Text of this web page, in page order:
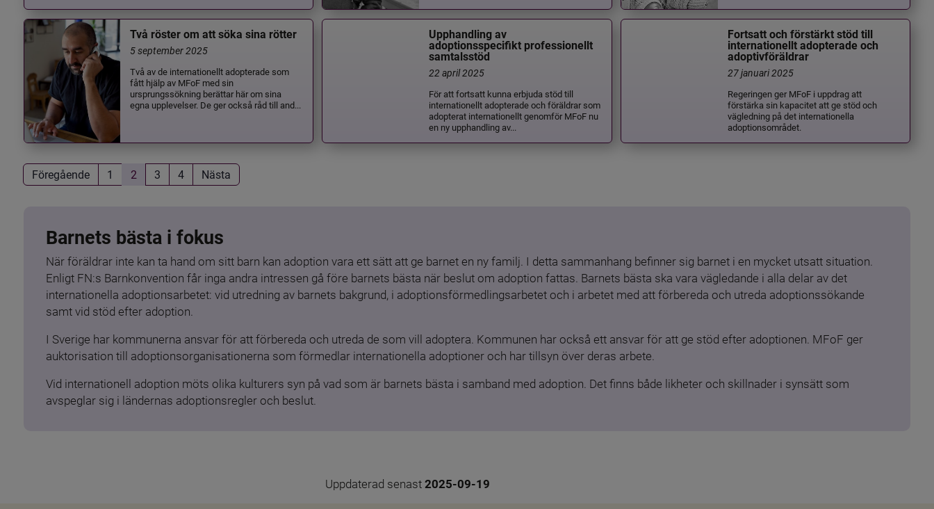
Två röster om att söka sina rötter
5 september 2025
Två av de internationellt adopterade som
fått hjälp av MFoF med sin
ursprungssökning berättar här om sina
egna upplevelser. De ger också råd till and...
Upphandling av
adoptionsspecifikt professionellt
samtalsstöd
22 april 2025
För att fortsatt kunna erbjuda stöd till
internationellt adopterade och föräldrar som
adopterat internationellt genomför MFoF nu
en ny upphandling av...
Fortsatt och förstärkt stöd till
internationellt adopterade och
adoptivföräldrar
27 januari 2025
Regeringen ger MFoF i uppdrag att
förstärka sin kapacitet att ge stöd och
vägledning på det internationella
adoptionsområdet.
Föregående 1 2 3 4 Nästa
Barnets bästa i fokus
När föräldrar inte kan ta hand om sitt barn kan adoption vara ett sätt att ge barnet en ny familj. I detta sammanhang befinner sig barnet i en mycket utsatt situation.
Enligt FN:s Barnkonvention får inga andra intressen gå före barnets bästa när beslut om adoption fattas. Barnets bästa ska vara vägledande i alla delar av det
internationella adoptionsarbetet: vid utredning av barnets bakgrund, i adoptionsförmedlingsarbetet och i arbetet med att förbereda och utreda adoptionssökande
samt vid stöd efter adoption.
I Sverige har kommunerna ansvar för att förbereda och utreda de som vill adoptera. Kommunen har också ett ansvar för att ge stöd efter adoptionen. MFoF ger
auktorisation till adoptionsorganisationerna som förmedlar internationella adoptioner och har tillsyn över deras arbete.
Vid internationell adoption möts olika kulturers syn på vad som är barnets bästa i samband med adoption. Det finns både likheter och skillnader i synsätt som
avspeglar sig i ländernas adoptionsregler och beslut.
Uppdaterad senast 2025-09-19